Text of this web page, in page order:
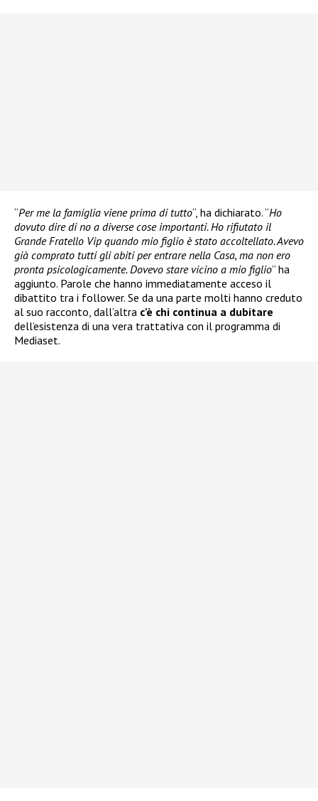
“Per me la famiglia viene prima di tutto“, ha dichiarato. “Ho
dovuto dire di no a diverse cose importanti. Ho rifiutato il
Grande Fratello Vip quando mio figlio è stato accoltellato. Avevo
già comprato tutti gli abiti per entrare nella Casa, ma non ero
pronta psicologicamente. Dovevo stare vicino a mio figlio” ha
aggiunto. Parole che hanno immediatamente acceso il
dibattito tra i follower. Se da una parte molti hanno creduto
al suo racconto, dall’altra c’è chi continua a dubitare
dell’esistenza di una vera trattativa con il programma di
Mediaset.